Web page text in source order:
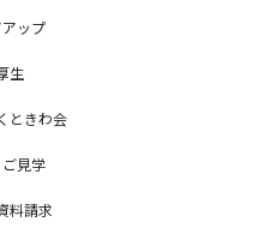
ップ
生
ときわ会
見学
料請求